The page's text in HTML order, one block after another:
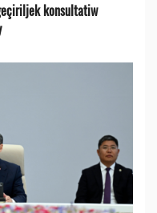
konsultatiw